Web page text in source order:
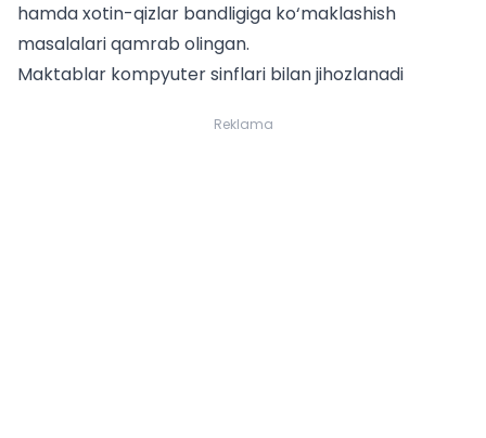
hamda xotin-qizlar bandligiga ko‘maklashish
masalalari qamrab olingan.
Maktablar kompyuter sinflari bilan jihozlanadi
Reklama